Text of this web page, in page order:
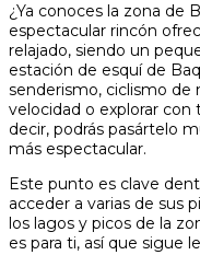
¿Ya conoces la zona de
espectacular rincón
relajado, siendo un
estación de esquí de
senderismo, ciclismo de
velocidad o explorar
decir, podrás pasártelo
más espectacular.
Este punto es clave
acceder a varias de sus
los lagos y picos de la
es para ti, así que sigue